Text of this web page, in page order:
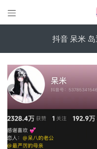

抖音 呆米 岛